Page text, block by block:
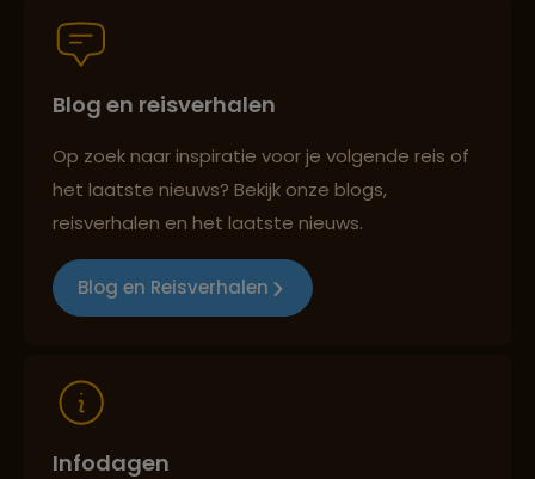
Best beoordeelde reisroutes
Reizen met oog voor mens, cultuur en milieu
Blog en reisverhalen
Op zoek naar inspiratie voor je volgende reis of
het laatste nieuws? Bekijk onze blogs,
reisverhalen en het laatste nieuws.
Blog en Reisverhalen
Infodagen